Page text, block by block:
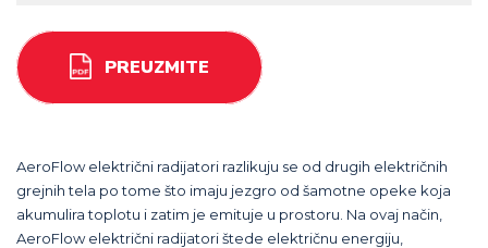
PREUZMITE
AeroFlow električni radijatori razlikuju se od drugih električnih
grejnih tela po tome što imaju jezgro od šamotne opeke koja
akumulira toplotu i zatim je emituje u prostoru. Na ovaj način,
AeroFlow električni radijatori štede električnu energiju,